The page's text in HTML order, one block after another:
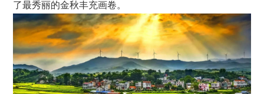
了最秀丽的金秋丰充画卷。